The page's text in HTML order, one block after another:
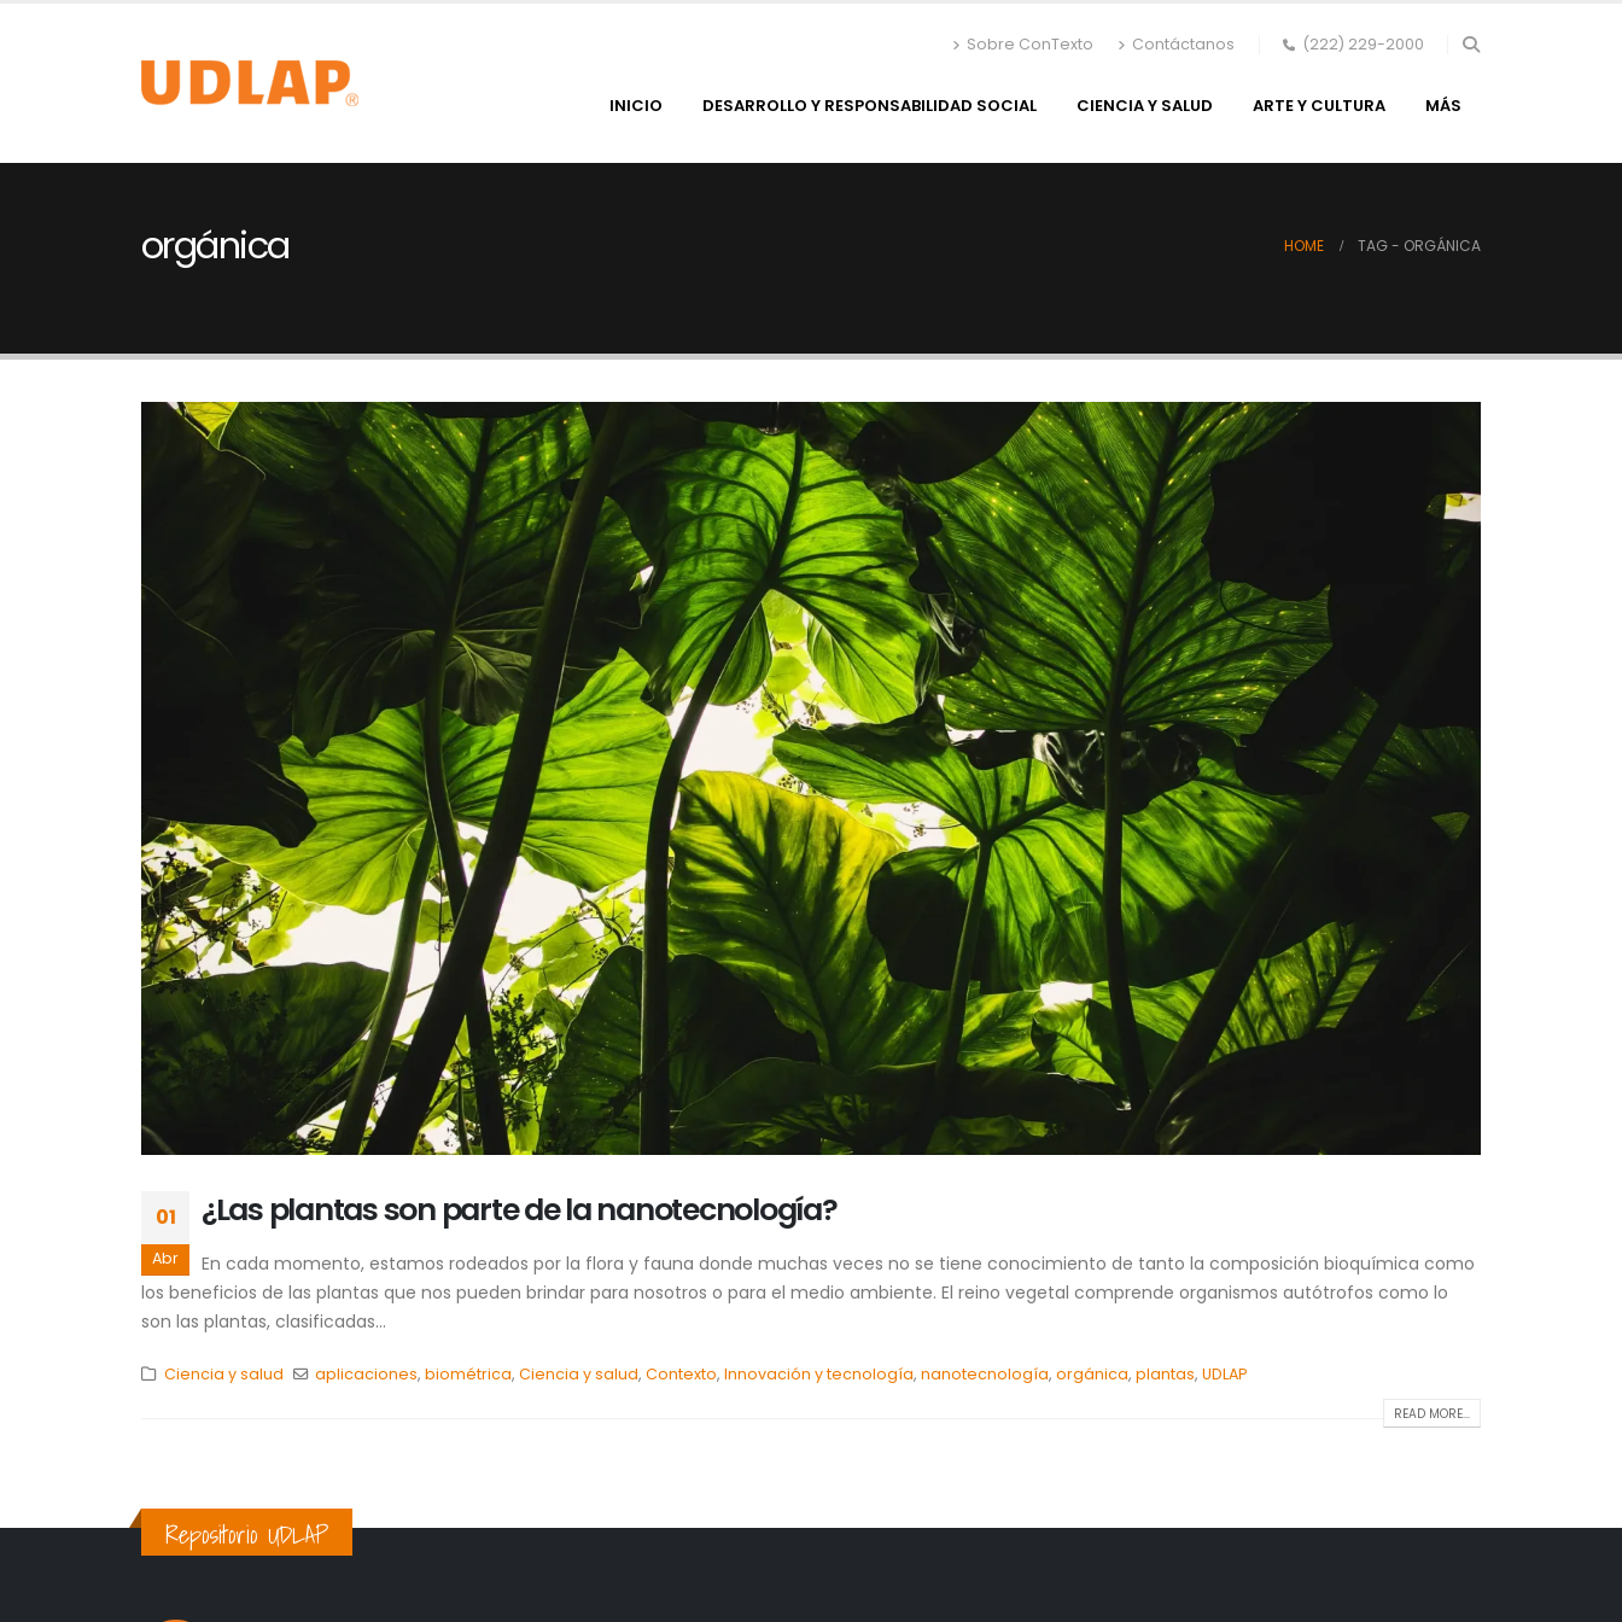
Sobre ConTexto Contáctanos (222) 229-2000
INICIO DESARROLLO Y RESPONSABILIDAD SOCIAL CIENCIA Y SALUD ARTE Y CULTURA MÁS
orgánica HOME TAG - ORGÁNICA
01
Abr
¿Las plantas son parte de la nanotecnología?
En cada momento, estamos rodeados por la flora y fauna donde muchas veces no se tiene conocimiento de tanto la composición bioquímica como
los beneficios de las plantas que nos pueden brindar para nosotros o para el medio ambiente. El reino vegetal comprende organismos autótrofos como lo
son las plantas, clasificadas...
Ciencia y salud aplicaciones,biométrica,Ciencia y salud,Contexto,Innovación y tecnología,nanotecnología,orgánica,plantas,UDLAP
READ MORE...
Repositorio UDLAP